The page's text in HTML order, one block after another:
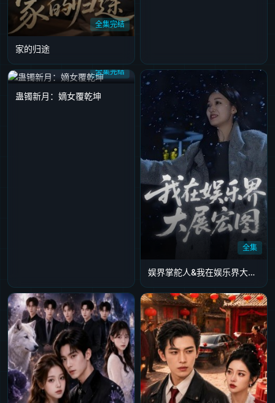
全集完结
家的归途
全集完结
蛊镯新月：嫡女覆乾坤
全集
娱界掌舵人&我在娱乐界大展宏图